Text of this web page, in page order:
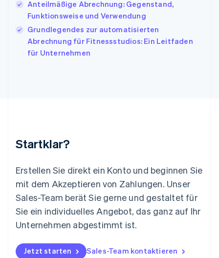
Anteilmäßige Abrechnung: Gegenstand,
Funktionsweise und Verwendung
Grundlegendes zur automatisierten
Abrechnung für Fitnessstudios: Ein Leitfaden
für Unternehmen
Startklar?
Erstellen Sie direkt ein Konto und beginnen Sie
mit dem Akzeptieren von Zahlungen. Unser
Sales-Team berät Sie gerne und gestaltet für
Sie ein individuelles Angebot, das ganz auf Ihr
Unternehmen abgestimmt ist.
Jetzt starten Sales-Team kontaktieren
Kroatien
EnglishItaliano
English
Liechtenstein
DeutschEnglish
Mexiko
English
Niederlande
Nederlands English
Norwegen
English
Österreich
Polen
English